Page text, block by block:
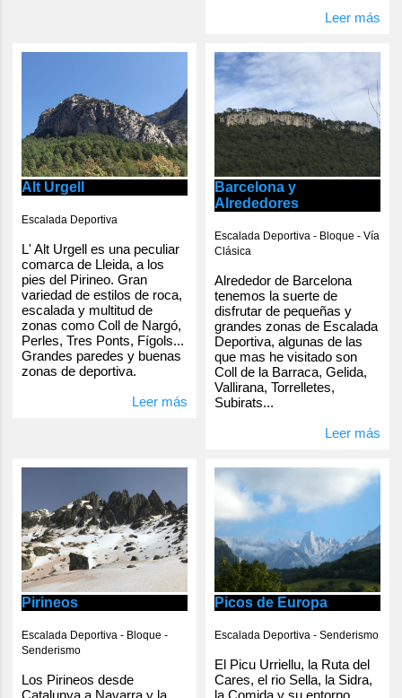
Leer más
Alt Urgell
Escalada Deportiva
L' Alt Urgell es una peculiar
comarca de Lleida, a los
pies del Pirineo. Gran
variedad de estilos de roca,
escalada y multitud de
zonas como Coll de Nargó,
Perles, Tres Ponts, Fígols...
Grandes paredes y buenas
zonas de deportiva.
Leer más
Barcelona y
Alrededores
Escalada Deportiva - Bloque - Vía
Clásica
Alrededor de Barcelona
tenemos la suerte de
disfrutar de pequeñas y
grandes zonas de Escalada
Deportiva, algunas de las
que mas he visitado son
Coll de la Barraca, Gelida,
Vallirana, Torrelletes,
Subirats...
Leer más
Pirineos
Escalada Deportiva - Bloque -
Senderismo
Los Pirineos desde
Catalunya a Navarra y la
Picos de Europa
Escalada Deportiva - Senderismo
El Picu Urriellu, la Ruta del
Cares, el rio Sella, la Sidra,
la Comida y su entorno